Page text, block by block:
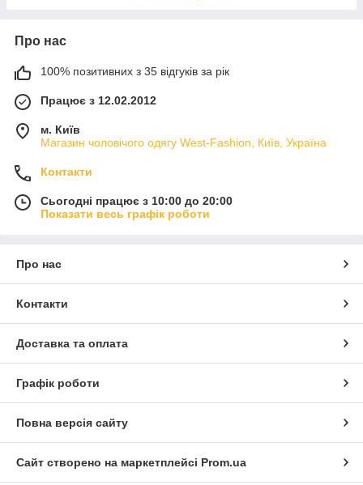
Про нас
100% позитивних з 35 відгуків за рік
Працює з 12.02.2012
м. Київ
Магазин чоловічого одягу West-Fashion, Київ, Україна
Контакти
Сьогодні працює з 10:00 до 20:00
Показати весь графік роботи
Про нас
Контакти
Доставка та оплата
Графік роботи
Повна версія сайту
Сайт створено на маркетплейсі Prom.ua